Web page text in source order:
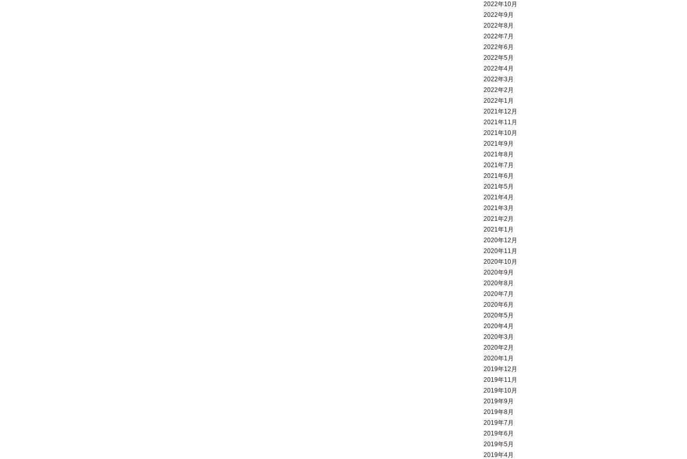
2022年10月
2022年9月
2022年8月
2022年7月
2022年6月
2022年5月
2022年4月
2022年3月
2022年2月
2022年1月
2021年12月
2021年11月
2021年10月
2021年9月
2021年8月
2021年7月
2021年6月
2021年5月
2021年4月
2021年3月
2021年2月
2021年1月
2020年12月
2020年11月
2020年10月
2020年9月
2020年8月
2020年7月
2020年6月
2020年5月
2020年4月
2020年3月
2020年2月
2020年1月
2019年12月
2019年11月
2019年10月
2019年9月
2019年8月
2019年7月
2019年6月
2019年5月
2019年4月